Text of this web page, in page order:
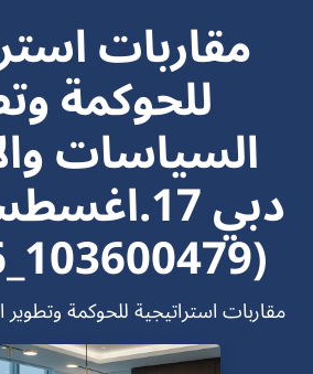
مقاربات
للحوكمة
السياسات
(103600479_70316)
مقاربات استراتيجية للحوكمة